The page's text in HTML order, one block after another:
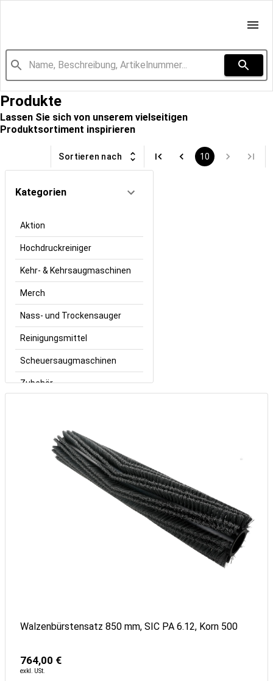
Produkte
Lassen Sie sich von unserem vielseitigen
Produktsortiment inspirieren
Sortieren nach 10
Kategorien
Aktion
Hochdruckreiniger
Kehr- & Kehrsaugmaschinen
Merch
Nass- und Trockensauger
Reinigungsmittel
Scheuersaugmaschinen
Zubehör
Walzenbürstensatz 850 mm, SIC PA 6.12, Korn 500
764,00 €
exkl. USt.